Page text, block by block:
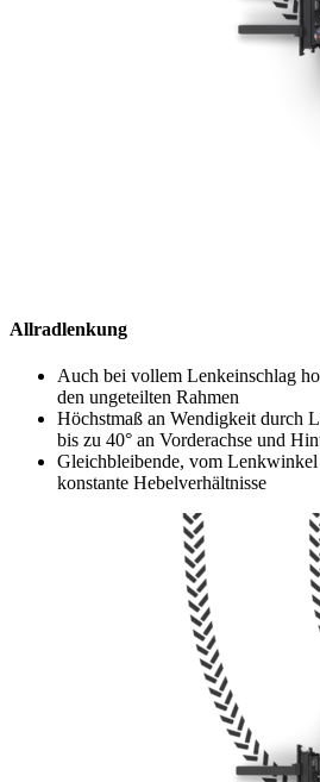
Allradlenkung
Auch bei vollem Lenkeinschlag
den ungeteilten Rahmen
Höchstmaß an Wendigkeit durch
bis zu 40° an Vorderachse und
Gleichbleibende, vom
konstante Hebelverhältnisse